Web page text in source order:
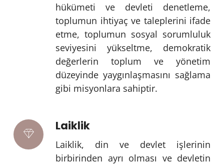
hükümeti ve devleti denetleme,
toplumun ihtiyaç ve taleplerini ifade
etme, toplumun sosyal sorumluluk
seviyesini yükseltme, demokratik
değerlerin toplum ve yönetim
düzeyinde yaygınlaşmasını sağlama
gibi misyonlara sahiptir.
Laiklik
Laiklik, din ve devlet işlerinin
birbirinden ayrı olması ve devletin